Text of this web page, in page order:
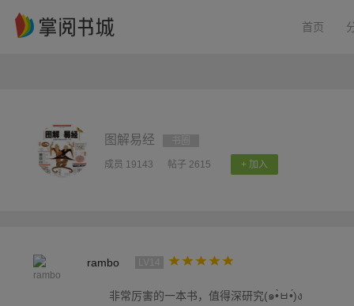
首页
图解易经
成员 19143 帖子 2615 + 加入
rambo
非常厉害的一本书，值得深研究(๑•̀ㅂ•́)ง